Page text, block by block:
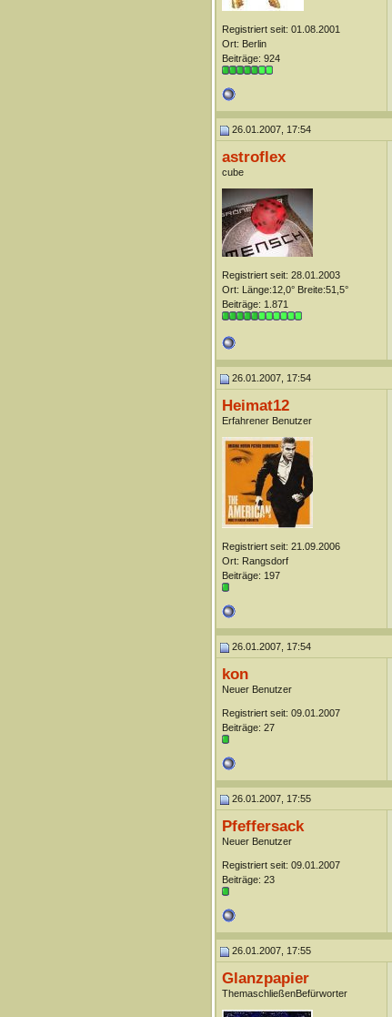
Registriert seit: 01.08.2001
Ort: Berlin
Beiträge: 924
26.01.2007, 17:54
astroflex
cube
Registriert seit: 28.01.2003
Ort: Länge:12,0° Breite:51,5°
Beiträge: 1.871
26.01.2007, 17:54
Heimat12
Erfahrener Benutzer
Registriert seit: 21.09.2006
Ort: Rangsdorf
Beiträge: 197
26.01.2007, 17:54
kon
Neuer Benutzer
Registriert seit: 09.01.2007
Beiträge: 27
26.01.2007, 17:55
Pfeffersack
Neuer Benutzer
Registriert seit: 09.01.2007
Beiträge: 23
26.01.2007, 17:55
Glanzpapier
ThemaschließenBefürworter